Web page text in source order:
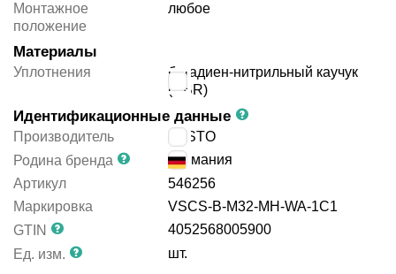
Монтажное
положение
любое
Материалы
Уплотнения
бутадиен-нитрильный каучук
(NBR)
Идентификационные данные
Производитель
FESTO
Родина бренда
Германия
Артикул
546256
Маркировка
VSCS-B-M32-MH-WA-1C1
GTIN
4052568005900
Ед. изм.
шт.